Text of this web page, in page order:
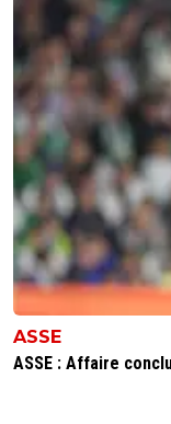
ASSE
ASSE : Affaire